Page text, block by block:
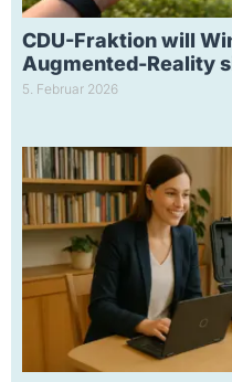
CDU-Fraktion will
Augmented-Reality
5. Februar 2026